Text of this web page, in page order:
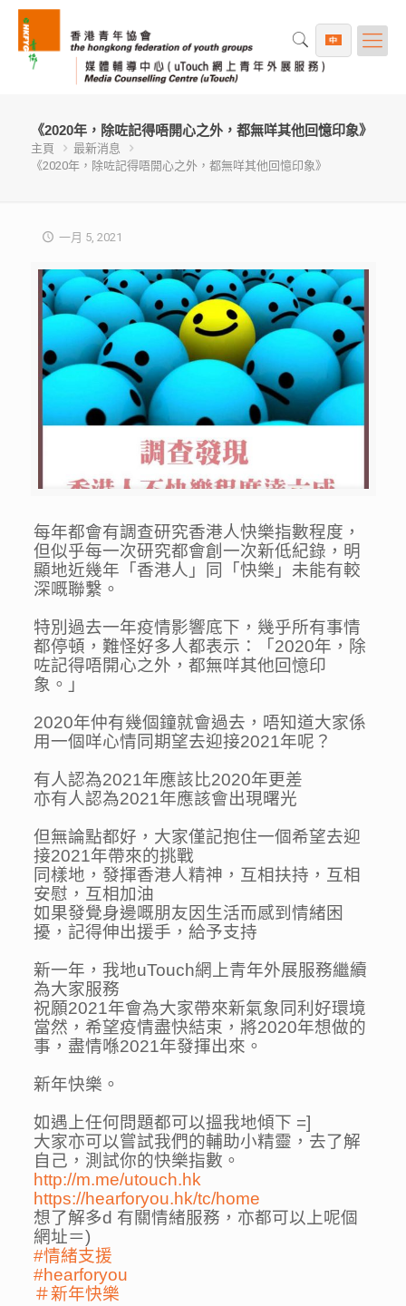
《2020年，除咗記得唔開心之外，都無咩其他回憶印象》
主頁
最新消息
《2020年，除咗記得唔開心之外，都無咩其他回憶印象》
一月 5, 2021
每年都會有調查研究香港人快樂指數程度，
但似乎每一次研究都會創一次新低紀錄，明
顯地近幾年「香港人」同「快樂」未能有較
深嘅聯繫。
特別過去一年疫情影響底下，幾乎所有事情
都停頓，難怪好多人都表示：「2020年，除
咗記得唔開心之外，都無咩其他回憶印
象。」
2020年仲有幾個鐘就會過去，唔知道大家係
用一個咩心情同期望去迎接2021年呢？
有人認為2021年應該比2020年更差
亦有人認為2021年應該會出現曙光
但無論點都好，大家僅記抱住一個希望去迎
接2021年帶來的挑戰
同樣地，發揮香港人精神，互相扶持，互相
安慰，互相加油
如果發覺身邊嘅朋友因生活而感到情緒困
擾，記得伸出援手，給予支持
新一年，我地uTouch網上青年外展服務繼續
為大家服務
祝願2021年會為大家帶來新氣象同利好環境
當然，希望疫情盡快結束，將2020年想做的
事，盡情喺2021年發揮出來。
新年快樂。
如遇上任何問題都可以搵我地傾下 =]
大家亦可以嘗試我們的輔助小精靈，去了解
自己，測試你的快樂指數。
http://m.me/utouch.hk
https://hearforyou.hk/tc/home
想了解多d 有關情緒服務，亦都可以上呢個
網址＝)
#情緒支援
#hearforyou
＃新年快樂